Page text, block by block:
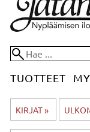
TUOTTEET
KIRJAT‪»